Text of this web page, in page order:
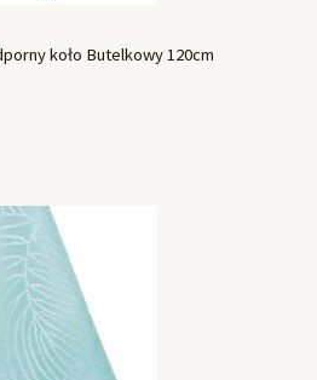
koło Butelkowy 120cm